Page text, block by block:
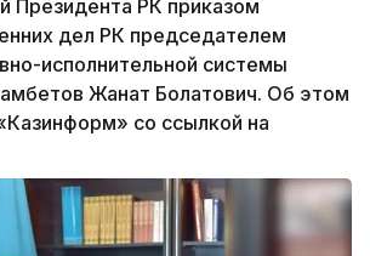
Президента РК приказом
дел РК председателем
исполнительной системы
Жанат Болатович. Об этом
со ссылкой на